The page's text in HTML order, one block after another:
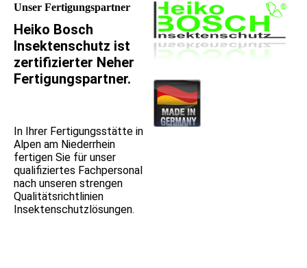
Unser Fertigungspartner
Heiko Bosch
Insektenschutz ist
zertifizierter Neher
Fertigungspartner.
In Ihrer Fertigungsstätte in
Alpen am Niederrhein
fertigen Sie für unser
qualifiziertes Fachpersonal
nach unseren strengen
Qualitätsrichtlinien
Insektenschutzlösungen.